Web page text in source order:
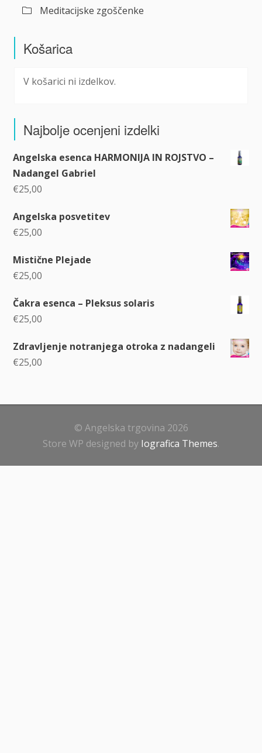
Meditacijske zgoščenke
Košarica
V košarici ni izdelkov.
Najbolje ocenjeni izdelki
Angelska esenca HARMONIJA IN ROJSTVO –
Nadangel Gabriel
€25,00
Angelska posvetitev
€25,00
Mistične Plejade
€25,00
Čakra esenca – Pleksus solaris
€25,00
Zdravljenje notranjega otroka z nadangeli
€25,00
© Angelska trgovina 2026
Store WP designed by Iografica Themes.